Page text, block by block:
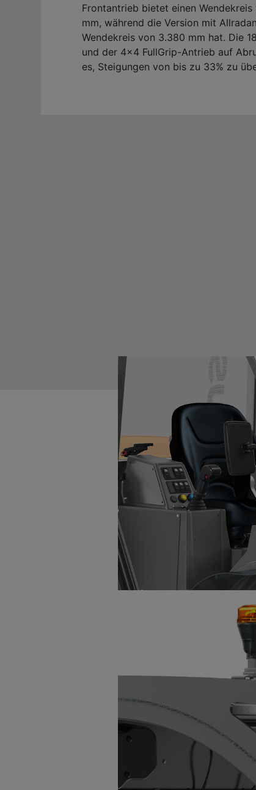
Frontantrieb bietet einen
mm, während die Version mit
Wendekreis von 3.380 mm hat. Die
und der 4x4 FullGrip-Antrieb auf
es, Steigungen von bis zu 33% zu